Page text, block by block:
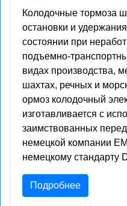
Колодочные тормоза
остановки и
состоянии при
подъемно-
видах производства,
шахтах, речных и
ормоз колодочный
изготавливается с
заимствованных
немецкой компании
немецкому стандарту
Подробнее